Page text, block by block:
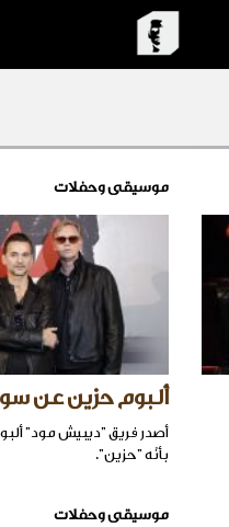
موسيقى وحفلات
ألبوم حزين عن
أصدر فريق "ديبيش مود"
بأنّه "حزين".
موسيقى وحفلات